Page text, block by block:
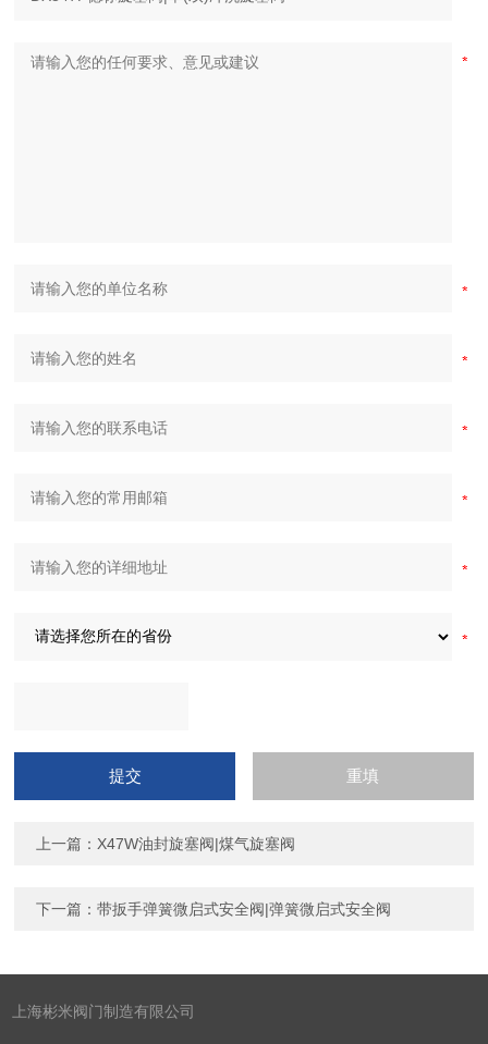
上一篇：X47W油封旋塞阀|煤气旋塞阀
下一篇：带扳手弹簧微启式安全阀|弹簧微启式安全阀
上海彬米阀门制造有限公司